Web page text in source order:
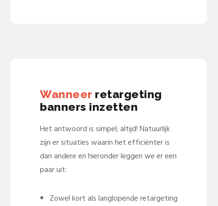
Wanneer retargeting
banners inzetten
Het antwoord is simpel; altijd! Natuurlijk
zijn er situaties waarin het efficiënter is
dan andere en hieronder leggen we er een
paar uit:
Zowel kort als langlopende retargeting